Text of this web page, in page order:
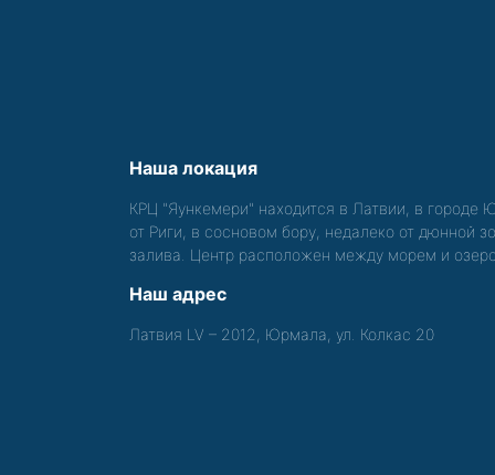
Наша локация
КРЦ "Яункемери" находится в Латвии, в городе
от Риги, в сосновом бору, недалеко от дюнной
залива. Центр расположен между морем и
Наш адрес
Латвия LV – 2012, Юрмала, ул. Колкас 20